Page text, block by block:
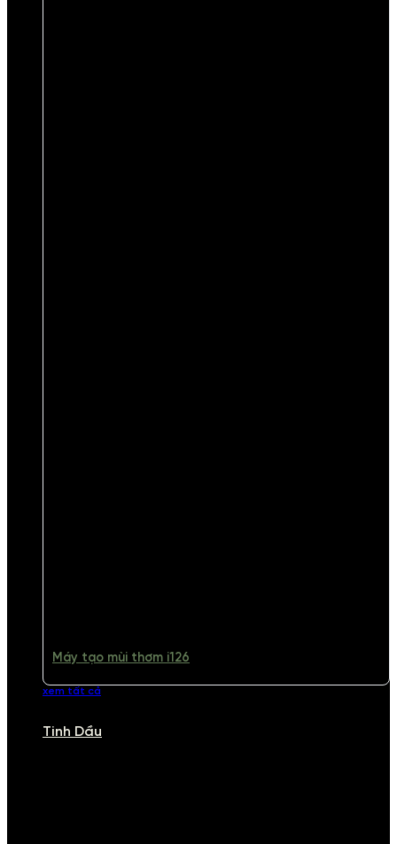
Máy tạo mùi thơm i126
xem tất cả
Tinh Dầu